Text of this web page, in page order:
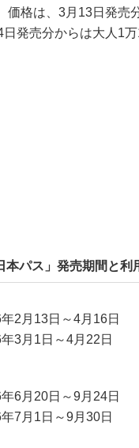
価格は、3月13日発売
発売分からは大人1
本パス」発売期間と利
2月13日～4月16日
3月1日～4月22日
6月20日～9月24日
7月1日～9月30日